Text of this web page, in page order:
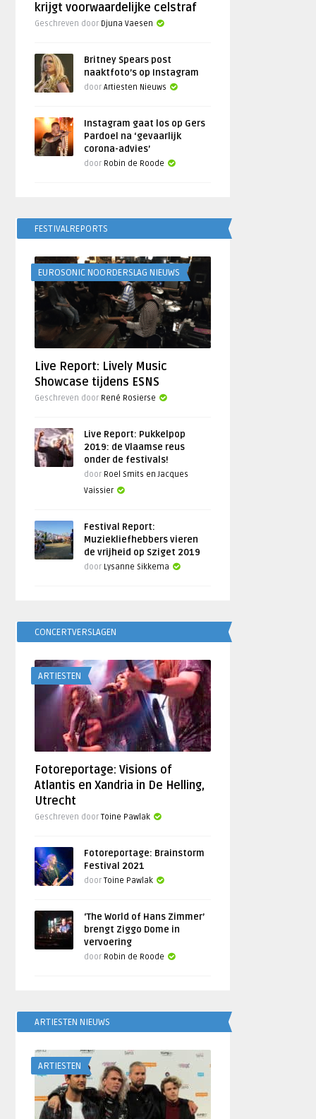
krijgt voorwaardelijke celstraf
Geschreven door Djuna Vaesen
Britney Spears post
naaktfoto’s op Instagram
doorArtiesten Nieuws
Instagram gaat los op Gers
Pardoel na ‘gevaarlijk
corona-advies’
door Robin de Roode
FESTIVALREPORTS
EUROSONIC NOORDERSLAG NIEUWS
Live Report: Lively Music
Showcase tijdens ESNS
Geschreven door René Rosierse
Live Report: Pukkelpop
2019: de Vlaamse reus
onder de festivals!
door Roel Smits en Jacques
Vaissier
Festival Report:
Muziekliefhebbers vieren
de vrijheid op Sziget 2019
door Lysanne Sikkema
CONCERTVERSLAGEN
ARTIESTEN
Fotoreportage: Visions of
Atlantis en Xandria in De Helling,
Utrecht
Geschreven doorToine Pawlak
Fotoreportage: Brainstorm
Festival 2021
doorToine Pawlak
‘The World of Hans Zimmer’
brengt Ziggo Dome in
vervoering
door Robin de Roode
ARTIESTEN NIEUWS
ARTIESTEN